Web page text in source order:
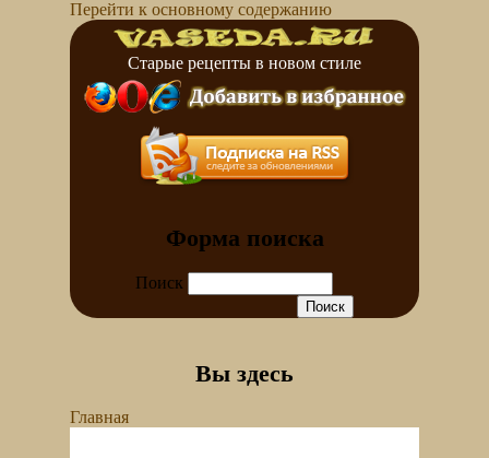
Перейти к основному содержанию
Старые рецепты в новом стиле
Форма поиска
Поиск
Вы здесь
Главная